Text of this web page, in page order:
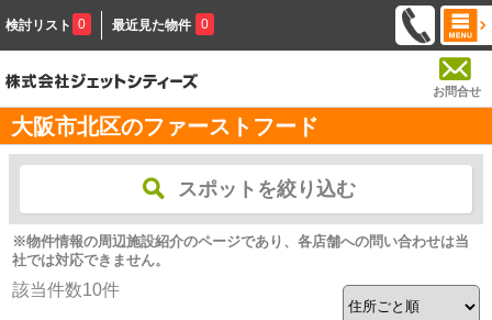
検討リスト 0 最近見た物件 0
お問合せ
大阪市北区のファーストフード
スポットを絞り込む
※物件情報の周辺施設紹介のページであり、各店舗への問い合わせは当
社では対応できません。
該当件数10件